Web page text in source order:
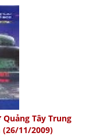
Tây Trung
11/2009)